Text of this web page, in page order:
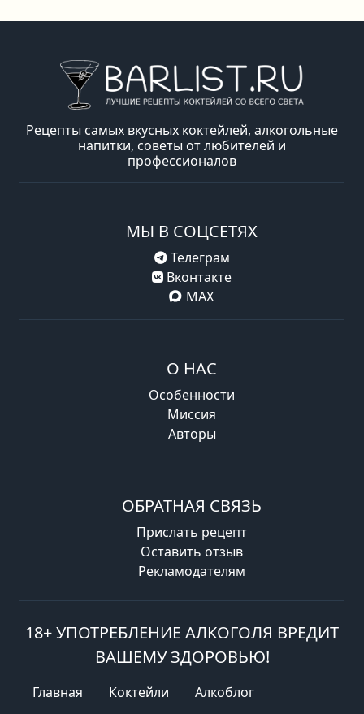
Рецепты самых вкусных коктейлей, алкогольные
напитки, советы от любителей и
профессионалов
МЫ В СОЦСЕТЯХ
Телеграм
Вконтакте
MAX
О НАС
Особенности
Миссия
Авторы
ОБРАТНАЯ СВЯЗЬ
Прислать рецепт
Оставить отзыв
Рекламодателям
18+ УПОТРЕБЛЕНИЕ АЛКОГОЛЯ ВРЕДИТ
ВАШЕМУ ЗДОРОВЬЮ!
Главная Коктейли Алкоблог